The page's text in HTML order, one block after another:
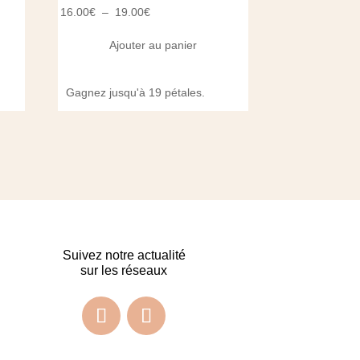
16.00€ – 19.00€Plage
prix :
à
Ajouter au panier
Gagnez jusqu'à 19 pétales.
Suivez notre actualité
sur les réseaux